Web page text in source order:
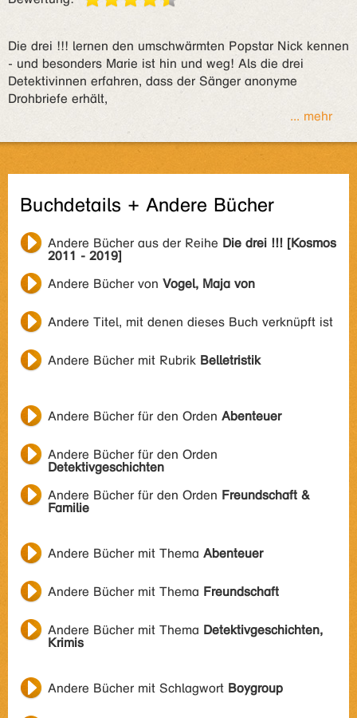
Die drei !!! lernen den umschwärmten Popstar Nick kennen
- und besonders Marie ist hin und weg! Als die drei
Detektivinnen erfahren, dass der Sänger anonyme
Drohbriefe erhält,
... mehr
Buchdetails + Andere Bücher
Andere Bücher aus der Reihe Die drei !!! [Kosmos
2011 - 2019]
Andere Bücher von Vogel, Maja von
Andere Titel, mit denen dieses Buch verknüpft ist
Andere Bücher mit Rubrik Belletristik
Andere Bücher für den Orden Abenteuer
Andere Bücher für den Orden
Detektivgeschichten
Andere Bücher für den Orden Freundschaft &
Familie
Andere Bücher mit Thema Abenteuer
Andere Bücher mit Thema Freundschaft
Andere Bücher mit Thema Detektivgeschichten,
Krimis
Andere Bücher mit Schlagwort Boygroup